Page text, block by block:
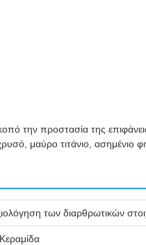
την προστασία της
μαύρο τιτάνιο, ασημένιο
των διαρθρωτικών